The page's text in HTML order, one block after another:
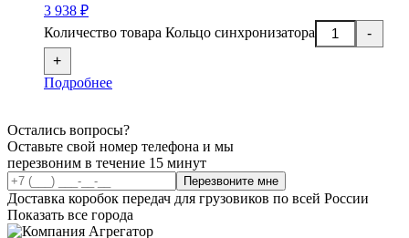
3 938 ₽
-
Количество товара Кольцо синхронизатора
+
Подробнее
Остались вопросы?
Оставьте свой номер телефона и мы
перезвоним в течение 15 минут
Перезвоните мне
Доставка коробок передач для грузовиков по всей России
Показать все города